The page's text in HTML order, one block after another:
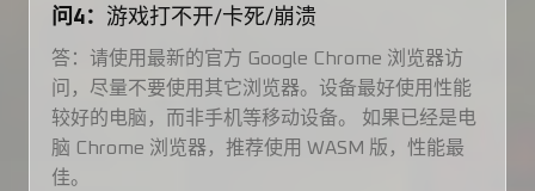
问4： 游戏打不开/卡死/崩溃
答：请使用最新的官方 Google Chrome 浏览器访
问，尽量不要使用其它浏览器。设备最好使用性能
较好的电脑，而非手机等移动设备。 如果已经是电
脑 Chrome 浏览器，推荐使用 WASM 版，性能最
佳。